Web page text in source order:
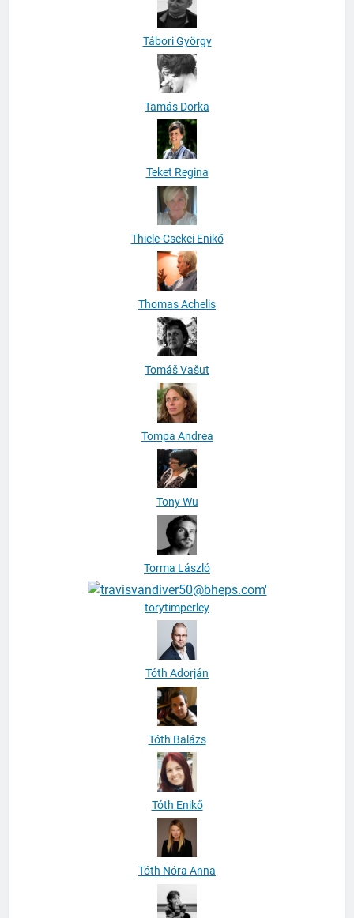
Tábori György
Tamás Dorka
Teket Regina
Thiele-Csekei Enikő
Thomas Achelis
Tomáš Vašut
Tompa Andrea
Tony Wu
Torma László
Tóth Adorján
Tóth Balázs
Tóth Enikő
Tóth Nóra Anna
Turóczi Ildikó